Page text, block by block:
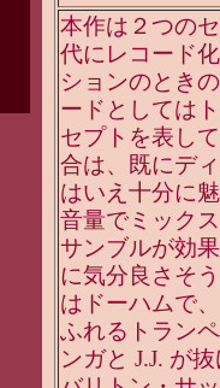
本作は２つの
代にレコード
ションのとき
ードとしては
セプトを表し
合は、既にデ
はいえ十分に
音量でミック
サンブルが効
に気分良さそ
はドーハムで
ふれるトラン
ンガと J.J. が